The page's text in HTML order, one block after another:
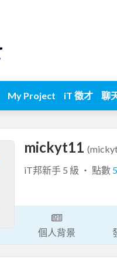
My Project iT 徵才 聊
mickyt11
iT邦新手 5 級 ‧ 點數
個人背景